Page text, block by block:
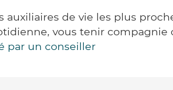
de vie les plus
vous tenir
par un conseiller